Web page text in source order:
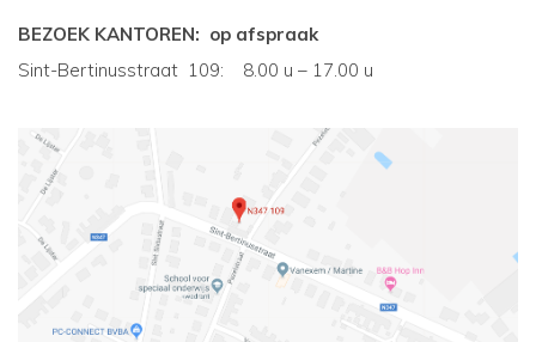
BEZOEK KANTOREN: op afspraak
Sint-Bertinusstraat 109: 8.00 u – 17.00 u